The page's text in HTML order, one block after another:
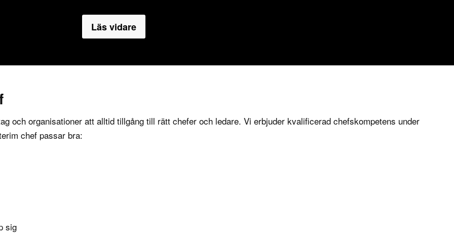
Läs vidare
och organisationer att alltid tillgång till rätt chefer och ledare. Vi erbjuder kvalificerad chefskompetens under
chef passar bra:
sig